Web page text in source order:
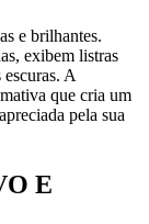
e brilhantes.
exibem listras
A
que cria um
pela sua
E